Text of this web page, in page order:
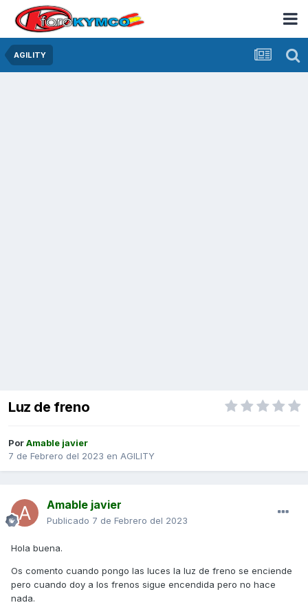
AGILITY
Luz de freno
PorAmable javier
7 de Febrero del 2023 en AGILITY
Amable javier
Publicado 7 de Febrero del 2023
Hola buena.
Os comento cuando pongo las luces la luz de freno se enciende
pero cuando doy a los frenos sigue encendida pero no hace
nada.